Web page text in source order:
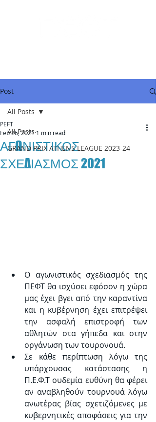
Post
All Posts
GRAND PRIX ATHENS LEAGUE 2023-24
All Posts
ΑΓΩΝΙΣΤΙΚΟΣ
ΣΧΕΔΙΑΣΜΟΣ 2021
PEFT
Feb 26, 2021 1 min read
Ο αγωνιστικός σχεδιασμός της
ΠΕΦΤ θα ισχύσει εφόσον η χώρα
μας έχει βγει από την καραντίνα
και η κυβέρνηση έχει επιτρέψει
την ασφαλή επιστροφή των
αθλητών στα γήπεδα και στην
οργάνωση των τουρονουά.
Σε κάθε περίπτωση λόγω της
υπάρχουσας κατάστασης η
Π.Ε.Φ.Τ ουδεμία ευθύνη θα φέρει
αν αναβληθούν τουρνουά λόγω
ανωτέρας βίας σχετιζόμενες με
κυβερνητικές αποφάσεις για την